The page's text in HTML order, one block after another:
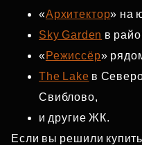
«Архитектор» на
Sky Garden в
«Режиссёр»
The Lake в
Свиблово,
и другие ЖК.
Если вы решили